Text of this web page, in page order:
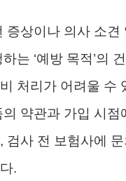
증상이나 의사 소견
는 ‘예방 목적’의
처리가 어려울 수
약관과 가입 시점
검사 전 보험사에
.